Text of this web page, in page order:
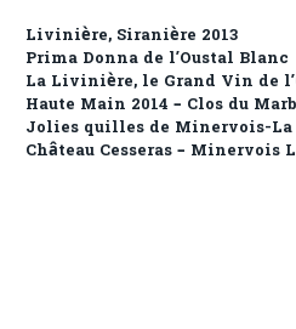
Livinière, Siranière 2013
Prima Donna de l’Oustal Blanc
La Livinière, le Grand Vin de
Haute Main 2014 – Clos du
Jolies quilles de Minervois-
Château Cesseras – Minervois